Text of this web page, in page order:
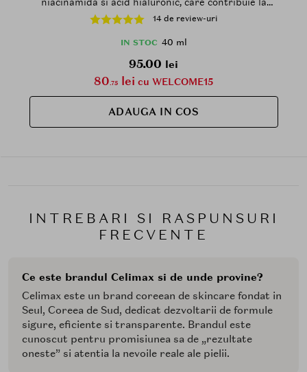
protectia pielii de radiatiile UV si la mentinerea
hidratarii
14 de review-uri
IN STOC 40 ml
95.00 lei
80.75 lei cu WELCOME15
ADAUGA IN COS
INTREBARI SI RASPUNSURI
FRECVENTE
Ce este brandul Celimax si de unde provine?
Celimax este un brand coreean de skincare fondat in
Seul, Coreea de Sud, dedicat dezvoltarii de formule
sigure, eficiente si transparente. Brandul este
cunoscut pentru promisiunea sa de „rezultate
oneste” si atentia la nevoile reale ale pielii.